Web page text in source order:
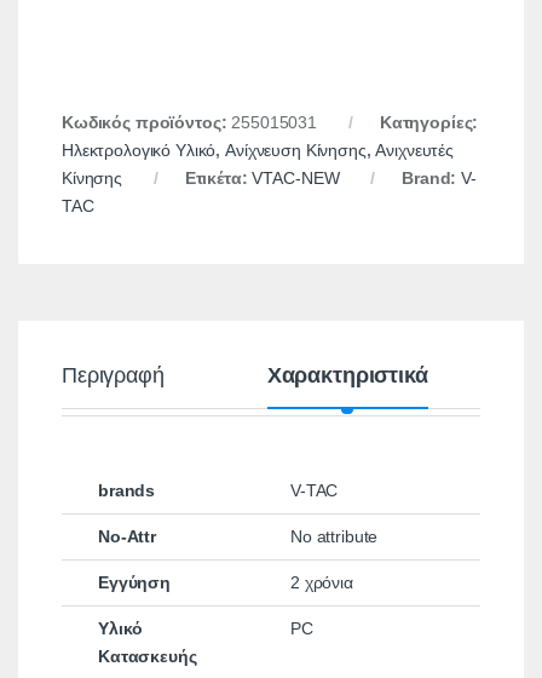
Κωδικός προϊόντος:255015031
Κατηγορίες:
Ηλεκτρολογικό Υλικό,Ανίχνευση Κίνησης,Ανιχνευτές
Κίνησης
Ετικέτα:VTAC-NEW Brand:V-
TAC
Περιγραφή Χαρακτηριστικά
brands V-TAC
No-Attr No attribute
Εγγύηση 2 χρόνια
Υλικό
Κατασκευής
PC